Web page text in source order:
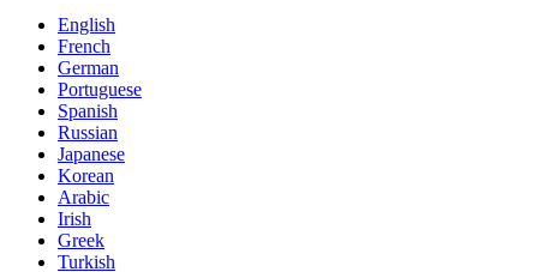
English
French
German
Portuguese
Spanish
Russian
Japanese
Korean
Arabic
Irish
Greek
Turkish